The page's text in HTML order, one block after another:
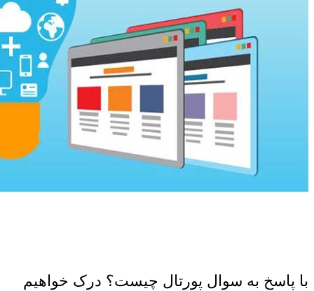
با پاسخ به سوال پورتال چیست؟ درک خواهیم